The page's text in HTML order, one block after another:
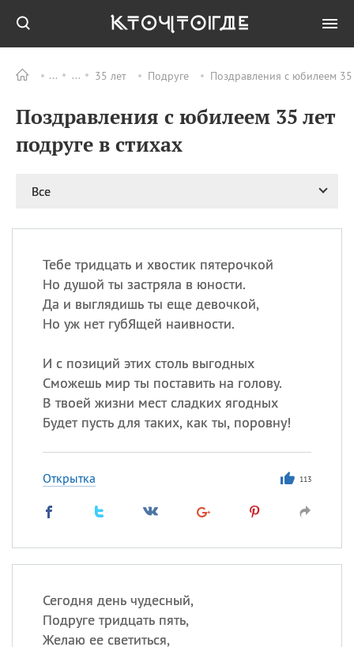
35 лет Подруге Поздравления с юбилеем 35
Поздравления с юбилеем 35 лет
подруге в стихах
Все
Тебе тридцать и хвостик пятерочкой
Но душой ты застряла в юности.
Да и выглядишь ты еще девочкой,
Но уж нет губЯщей наивности.
И с позиций этих столь выгодных
Сможешь мир ты поставить на голову.
В твоей жизни мест сладких ягодных
Будет пусть для таких, как ты, поровну!
Открытка 113
Сегодня день чудесный,
Подруге тридцать пять,
Желаю ее светиться,
ПРАЗДНИКИ Все
09.08 День памяти
великомученика и
Николая Чудотворца
11.08 День полета на
11.08 День Святой Клары —
покровительницы
телевидения
Сегодня празднуют именины
Герман, Иван,Клим
Посмотреть значение